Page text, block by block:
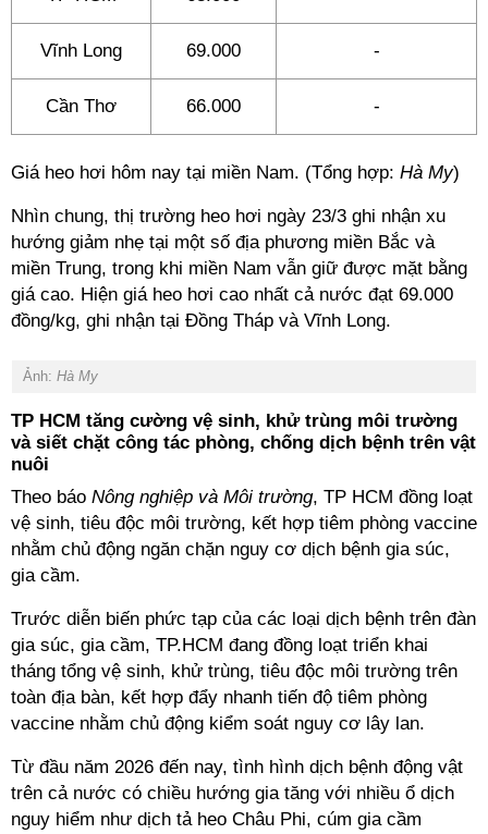
Vĩnh Long 69.000 -
Cần Thơ 66.000 -
Giá heo hơi hôm nay tại miền Nam. (Tổng hợp: Hà My)
Nhìn chung, thị trường heo hơi ngày 23/3 ghi nhận xu
hướng giảm nhẹ tại một số địa phương miền Bắc và
miền Trung, trong khi miền Nam vẫn giữ được mặt bằng
giá cao. Hiện giá heo hơi cao nhất cả nước đạt 69.000
đồng/kg, ghi nhận tại Đồng Tháp và Vĩnh Long.
Ảnh: Hà My
TP HCM tăng cường vệ sinh, khử trùng môi trường
và siết chặt công tác phòng, chống dịch bệnh trên vật
nuôi
Theo báo Nông nghiệp và Môi trường, TP HCM đồng loạt
vệ sinh, tiêu độc môi trường, kết hợp tiêm phòng vaccine
nhằm chủ động ngăn chặn nguy cơ dịch bệnh gia súc,
gia cầm.
Trước diễn biến phức tạp của các loại dịch bệnh trên đàn
gia súc, gia cầm, TP.HCM đang đồng loạt triển khai
tháng tổng vệ sinh, khử trùng, tiêu độc môi trường trên
toàn địa bàn, kết hợp đẩy nhanh tiến độ tiêm phòng
vaccine nhằm chủ động kiểm soát nguy cơ lây lan.
Từ đầu năm 2026 đến nay, tình hình dịch bệnh động vật
trên cả nước có chiều hướng gia tăng với nhiều ổ dịch
nguy hiểm như dịch tả heo Châu Phi, cúm gia cầm